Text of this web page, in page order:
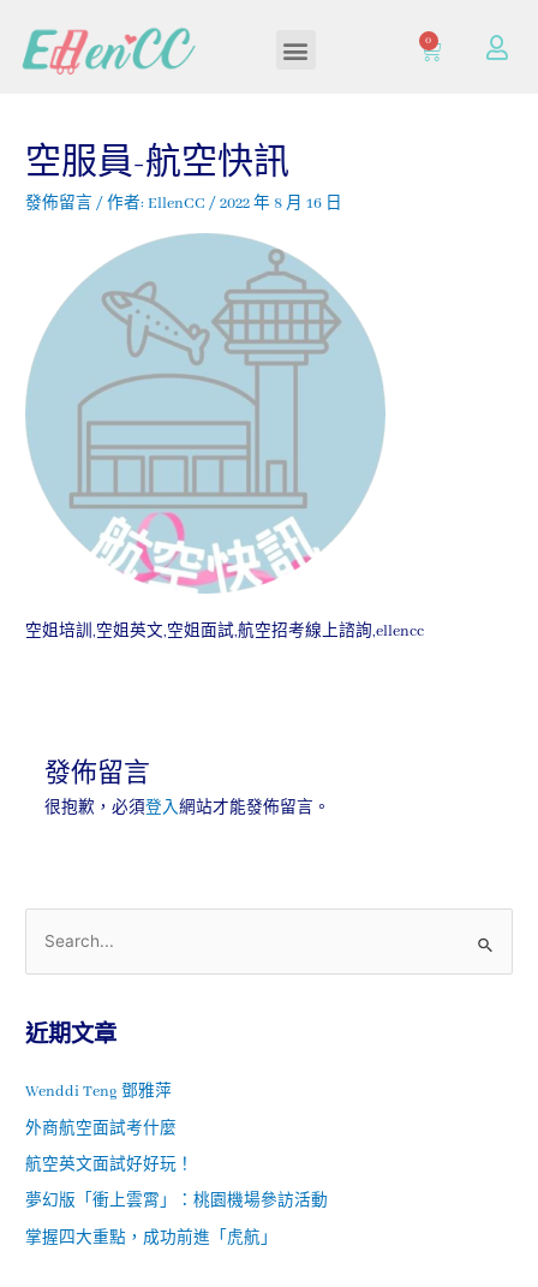
0
空服員-航空快訊
發佈留言 / 作者:EllenCC/2022 年 8 月 16 日
空姐培訓,空姐英文,空姐面試,航空招考線上諮詢,ellencc
發佈留言
很抱歉，必須登入網站才能發佈留言。
近期文章
Wenddi Teng 鄧雅萍
外商航空面試考什麼
航空英文面試好好玩！
夢幻版「衝上雲霄」：桃園機場參訪活動
掌握四大重點，成功前進「虎航」